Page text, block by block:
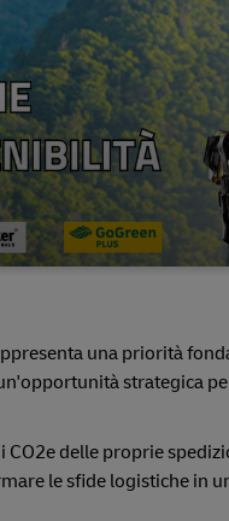
una priorità
strategica
delle proprie
le sfide logistiche in